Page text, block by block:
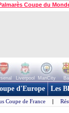
Coupe du
Liverpool ManCity
d'Europe Les
Coupe de France |